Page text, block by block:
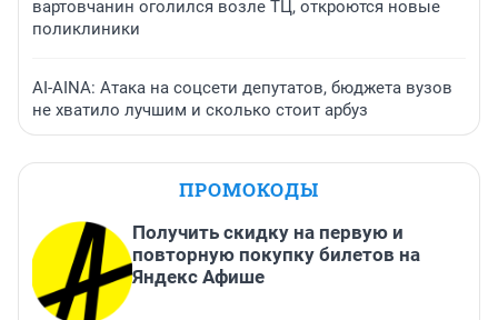
вартовчанин оголился возле ТЦ, откроются новые
поликлиники
AI-AINA: Атака на соцсети депутатов, бюджета вузов
не хватило лучшим и сколько стоит арбуз
ПРОМОКОДЫ
Получить скидку на первую и
повторную покупку билетов на
Яндекс Афише